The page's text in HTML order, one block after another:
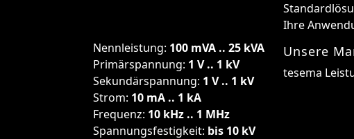
Nennleistung: 100 mVA .. 25 kVA
Primärspannung: 1 V .. 1 kV
Sekundärspannung: 1 V .. 1 kV
Strom: 10 mA .. 1 kA
Frequenz: 10 kHz .. 1 MHz
Spannungsfestigkeit: bis 10 kV
Ihre
Unsere
tesema